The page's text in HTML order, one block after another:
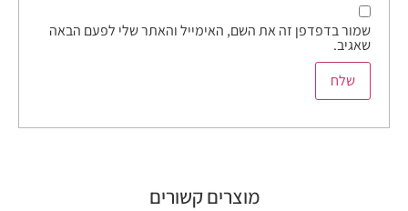
שמור בדפדפן זה את השם, האימייל והאתר שלי לפעם הבאה
שאגיב.
מוצרים קשורים